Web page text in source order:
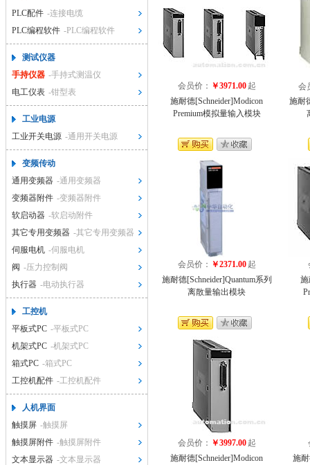
会员价： ￥3971.00 起
施耐德[Schneider]Modicon
Premium模拟量输入模块
会
施耐
会员价： ￥2371.00 起
施耐德[Schneider]Quantum系列
离散量输出模块
施
会员价： ￥3997.00 起
施耐德[Schneider]Modicon
施
PLC配件 -连接电缆
PLC编程软件 -PLC编程软件
测试仪器
手持仪器 -手持式测温仪
电工仪表 -钳型表
工业电源
工业开关电源 -通用开关电源
变频传动
通用变频器 -通用变频器
变频器附件 -变频器附件
软启动器 -软启动附件
其它专用变频器 -其它专用变频器
伺服电机 -伺服电机
阀 -压力控制阀
执行器 -电动执行器
工控机
平板式PC -平板式PC
机架式PC -机架式PC
箱式PC -箱式PC
工控机配件 -工控机配件
人机界面
触摸屏 -触摸屏
触摸屏附件 -触摸屏附件
文本显示器 -文本显示器